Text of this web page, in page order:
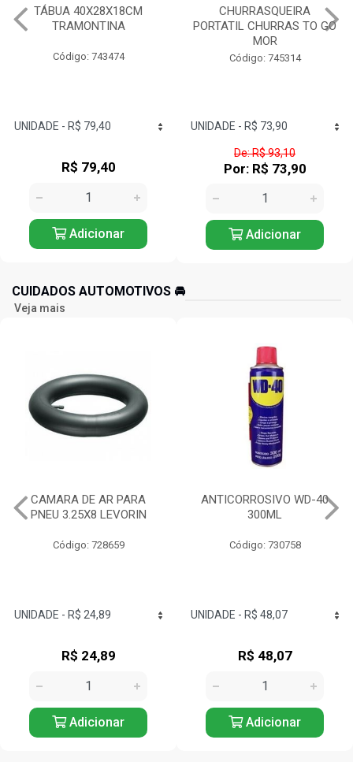
TÁBUA 40X28X18CM
TRAMONTINA
Código: 743474
R$ 79,40
Adicionar
CHURRASQUEIRA
PORTATIL CHURRAS TO GO
MOR
Código: 745314
De: R$ 93,10
Por: R$ 73,90
Adicionar
CUIDADOS AUTOMOTIVOS 🚘️
Veja mais
ANTICORROSIVO WD-40
300ML
Código: 730758
R$ 48,07
Adicionar
OLEO MULTIUSO WHITE
LUB 100ML ORBI
Código: 729382
R$ 7,65
Adicionar